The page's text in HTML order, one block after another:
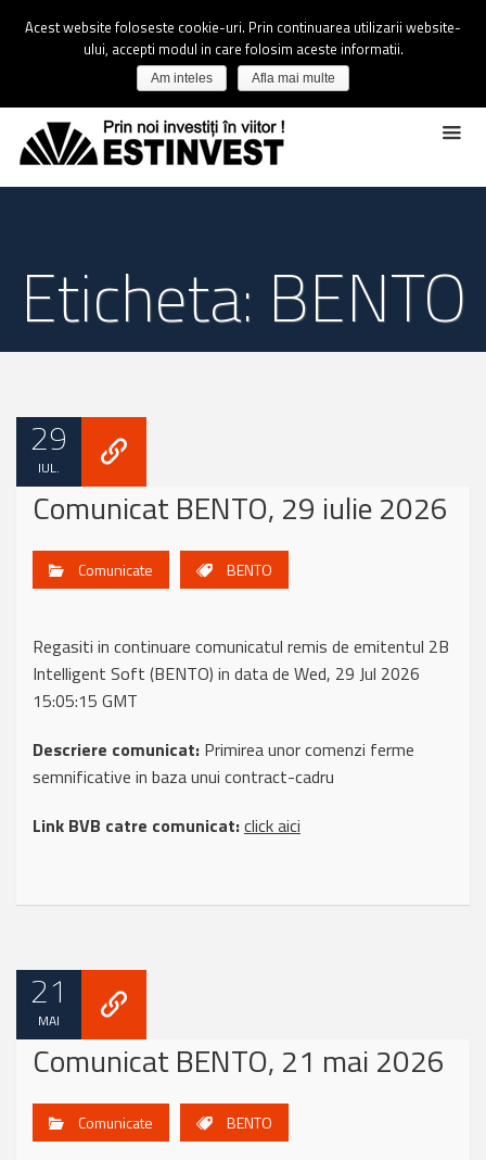
Eticheta: BENTO
29
IUL.
Comunicat BENTO, 29 iulie 2026
Comunicate BENTO
Regasiti in continuare comunicatul remis de emitentul 2B
Intelligent Soft (BENTO) in data de Wed, 29 Jul 2026
15:05:15 GMT
Descriere comunicat: Primirea unor comenzi ferme
semnificative in baza unui contract-cadru
Link BVB catre comunicat:click aici
21
MAI
Comunicat BENTO, 21 mai 2026
Comunicate BENTO
Acest website foloseste cookie-uri. Prin continuarea utilizarii website-
ului, accepti modul in care folosim aceste informatii.
Am inteles Afla mai multe